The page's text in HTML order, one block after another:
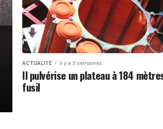
ACTUALITÉ il y a 3 semaines
Il pulvérise un plateau à 184
fusil